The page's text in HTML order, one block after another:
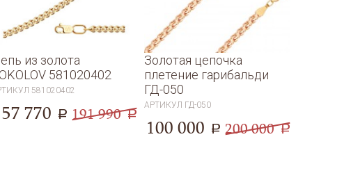
из золота
581020402
581020402
57 770 a 191 990 a
Золотая цепочка
плетение гарибальди
ГД-050
АРТИКУЛ ГД-050
100 000 a 200 000 a